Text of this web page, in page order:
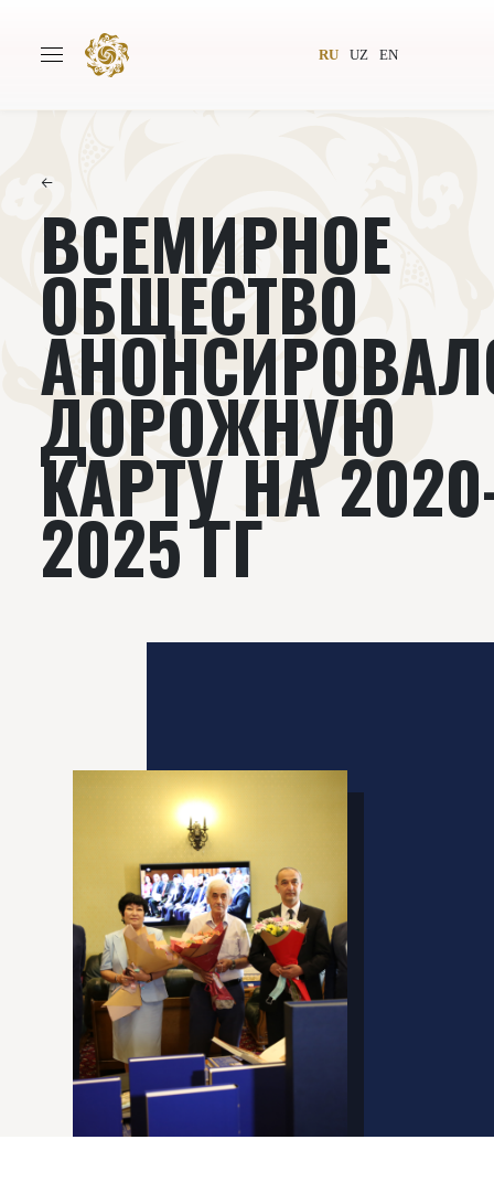
RU UZ EN
Авторы Всемирное общество
Новости
Проекты Подкасты
Книги Видеолекторий
←
ВСЕМИРНОЕ
ОБЩЕСТВО
ДОРОЖНУЮ
КАРТУ НА
2025 ГГ